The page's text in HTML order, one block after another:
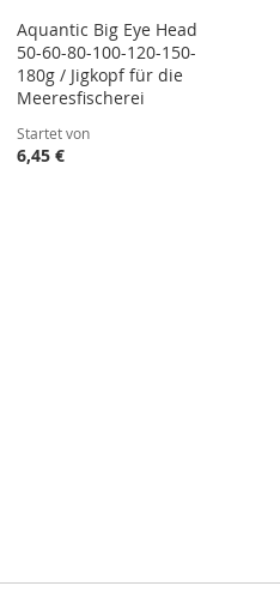
Aquantic Big Eye Head
50-60-80-100-120-150-
180g / Jigkopf für die
Meeresfischerei
Startet von
6,45 €